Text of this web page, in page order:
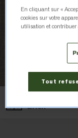
Brick
En cliquant sur «
cookies sur votre
utilisation et
Tout